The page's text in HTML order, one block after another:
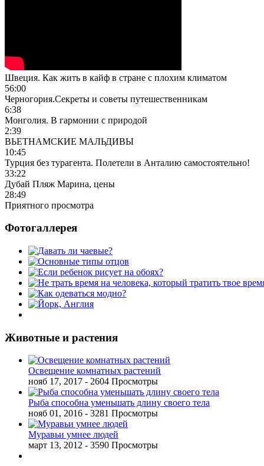
Швеция. Как жить в кайф в стране с плохим климатом
56:00
Черногория.Секреты и советы путешественникам
6:38
Монголия. В гармонии с природой
2:39
ВЬЕТНАМСКИЕ МАЛЬДИВЫ
10:45
Турция без турагента. Полетели в Анталию самостоятельно!
33:22
Дубай Пляж Марина, цены
28:49
Приятного просмотра
Фотогаллерея
Животные и растения
Освещение комнатных растений
нояб 17, 2017 - 2604 Просмотры
Рыба способна уменьшать длину своего тела
нояб 01, 2016 - 3281 Просмотры
Муравьи умнее людей
март 13, 2012 - 3590 Просмотры